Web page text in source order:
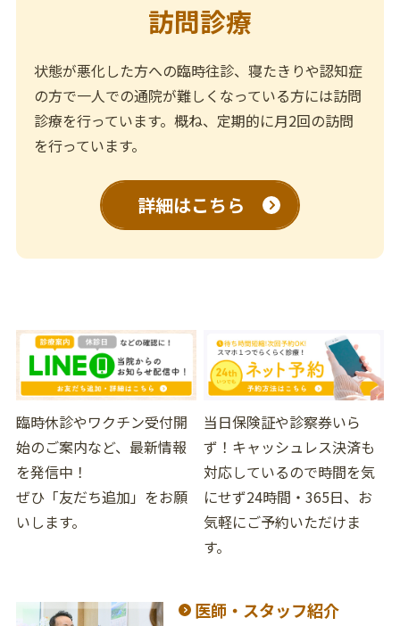
訪問診療
状態が悪化した方への臨時往診、寝たきりや認知症
の方で一人での通院が難しくなっている方には訪問
診療を行っています。概ね、定期的に月2回の訪問
を行っています。
詳細はこちら
臨時休診やワクチン受付開
始のご案内など、最新情報
を発信中！
ぜひ「友だち追加」をお願
いします。
当日保険証や診察券いら
ず！キャッシュレス決済も
対応しているので時間を気
にせず24時間・365日、お
気軽にご予約いただけま
す。
医師・スタッフ紹介